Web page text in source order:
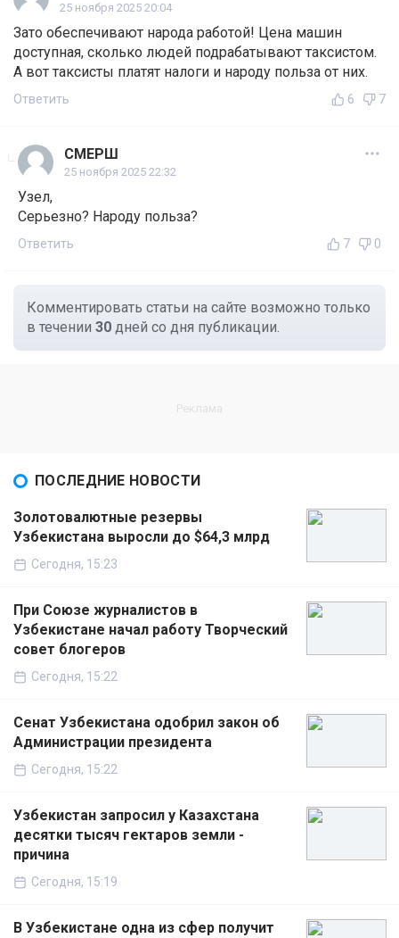
25 ноября 2025 20:04
Зато обеспечивают народа работой! Цена машин
доступная, сколько людей подрабатывают таксистом.
А вот таксисты платят налоги и народу польза от них.
Ответить 6 7
СМЕРШ
25 ноября 2025 22:32
Узел,
Серьезно? Народу польза?
Ответить 7 0
Комментировать статьи на сайте возможно только
в течении 30 дней со дня публикации.
ПОСЛЕДНИЕ НОВОСТИ
Золотовалютные резервы
Узбекистана выросли до $64,3 млрд
Сегодня, 15:23
При Союзе журналистов в
Узбекистане начал работу Творческий
совет блогеров
Сегодня, 15:22
Сенат Узбекистана одобрил закон об
Администрации президента
Сегодня, 15:22
Узбекистан запросил у Казахстана
десятки тысяч гектаров земли -
причина
Сегодня, 15:19
В Узбекистане одна из сфер получит